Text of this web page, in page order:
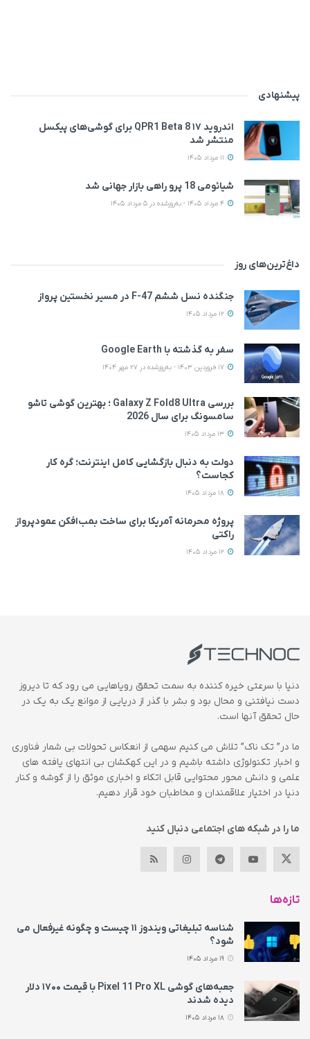
پیشنهادی
اندروید ۱۷ QPR1 Beta 8 برای گوشی‌های پیکسل
منتشر شد
شیائومی 18 پرو راهی بازار جهانی شد
داغ‌ترین‌های روز
جنگنده نسل ششم F-47 در مسیر نخستین پرواز
سفر به گذشته با Google Earth
بررسی Galaxy Z Fold8 Ultra ؛ بهترین گوشی تاشو
سامسونگ برای سال 2026
دولت به دنبال بازگشایی کامل اینترنت؛ گره کار
کجاست؟
پروژه محرمانه آمریکا برای ساخت بمب‌افکن عمودپرواز
راکتی
دنیا با سرعتی خیره کننده به سمت تحقق رویاهایی می رود که تا دیروز
دست نیافتنی و محال بود و بشر با گذر از دریایی از موانع یک به یک در
حال تحقق آنها است.
ما در” تک ناک” تلاش می کنیم سهمی از انعکاس تحولات بی شمار فناوری
و اخبار تکنولوژی داشته باشیم و در این کهکشان بی انتهای یافته های
علمی و دانش محور محتوایی قابل اتکاء و اخباری موثق را از گوشه و کنار
دنیا در اختیار علاقمندان و مخاطبان خود قرار دهیم.
ما را در شبکه های اجتماعی دنبال کنید
تازه‌ها
شناسه تبلیغاتی ویندوز ۱۱ چیست و چگونه غیرفعال می‌
شود؟
جعبه‌های گوشی Pixel 11 Pro XL با قیمت ۱۷۰۰ دلار
دیده شدند